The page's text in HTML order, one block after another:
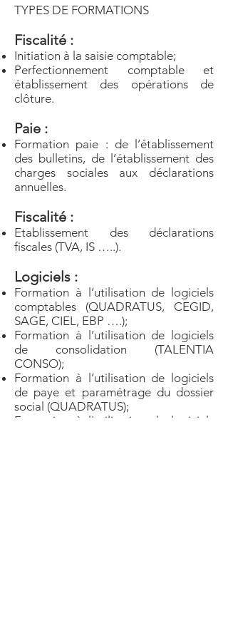
TYPES DE FORMATIONS
Fiscalité :
Initiation à la saisie comptable;
Perfectionnement comptable et
établissement des opérations de
clôture.
Paie :
Formation paie : de l’établissement
des bulletins, de l’établissement des
charges sociales aux déclarations
annuelles.
Fiscalité :
Etablissement des déclarations
fiscales (TVA, IS …..).
Logiciels :
Formation à l’utilisation de logiciels
comptables (QUADRATUS, CEGID,
SAGE, CIEL, EBP ….);
Formation à l’utilisation de logiciels
de consolidation (TALENTIA
CONSO);
Formation à l’utilisation de logiciels
de paye et paramétrage du dossier
social (QUADRATUS);
Formation à l'utilisation de logiciels